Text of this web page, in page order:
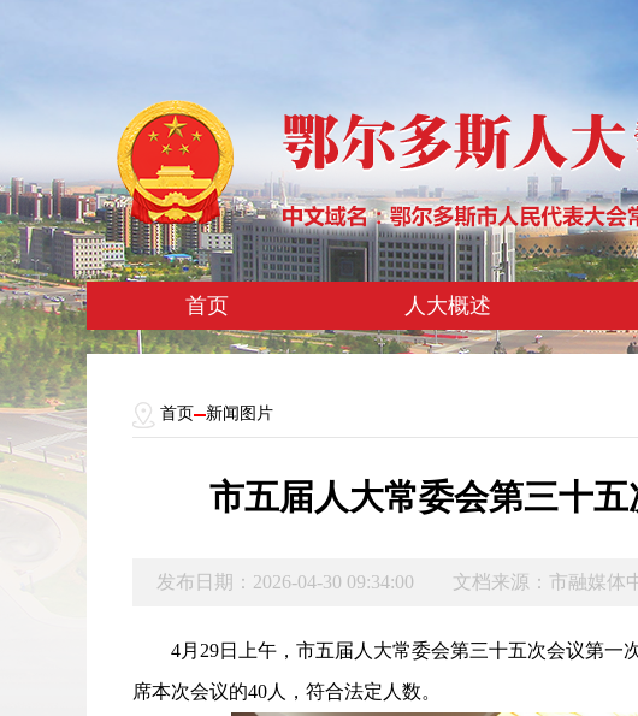
首页 人大概述
首页 新闻图片
市五届人大常委会第三十
发布日期：2026-04-30 09:34:00 文档来源：市融媒体
4月29日上午， 市五届人大常委会第三十五次会议第一
席本次会议的40人，符合法定人数。